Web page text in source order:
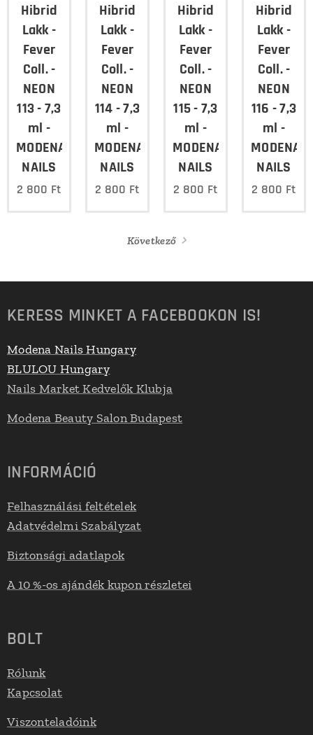
Hibrid
Lakk -
Fever
Coll. -
NEON
113 - 7,3
ml -
MODENA
NAILS
2 800 Ft
Hibrid
Lakk -
Fever
Coll. -
NEON
114 - 7,3
ml -
MODENA
NAILS
2 800 Ft
Hibrid
Lakk -
Fever
Coll. -
NEON
115 - 7,3
ml -
MODENA
NAILS
2 800 Ft
Hibrid
Lakk -
Fever
Coll. -
NEON
116 - 7,3
ml -
MODENA
NAILS
2 800 Ft
Következő
KERESS MINKET A FACEBOOKON IS!
Modena Nails Hungary
BLULOU Hungary
Nails Market Kedvelők Klubja
Modena Beauty Salon Budapest
INFORMÁCIÓ
Felhasználási feltételek
Adatvédelmi Szabályzat
Biztonsági adatlapok
A 10 %-os ajándék kupon részletei
BOLT
Rólunk
Kapcsolat
Viszonteladóink